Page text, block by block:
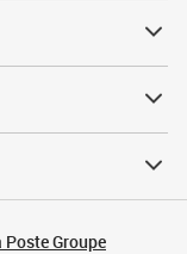
Poste Groupe